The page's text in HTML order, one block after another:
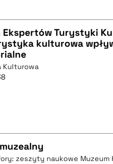
Ekspertów Turystyki
kulturowa
Kulturowa
zeszyty naukowe Muzeum